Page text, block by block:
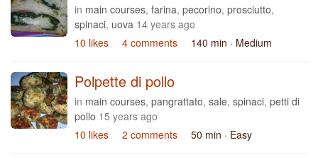
in main courses, farina, pecorino, prosciutto,
spinaci, uova 14 years ago
10 likes
4 comments 140 min · Medium
Polpette di pollo
in main courses, pangrattato, sale, spinaci, petti di
pollo 15 years ago
10 likes
2 comments 50 min · Easy